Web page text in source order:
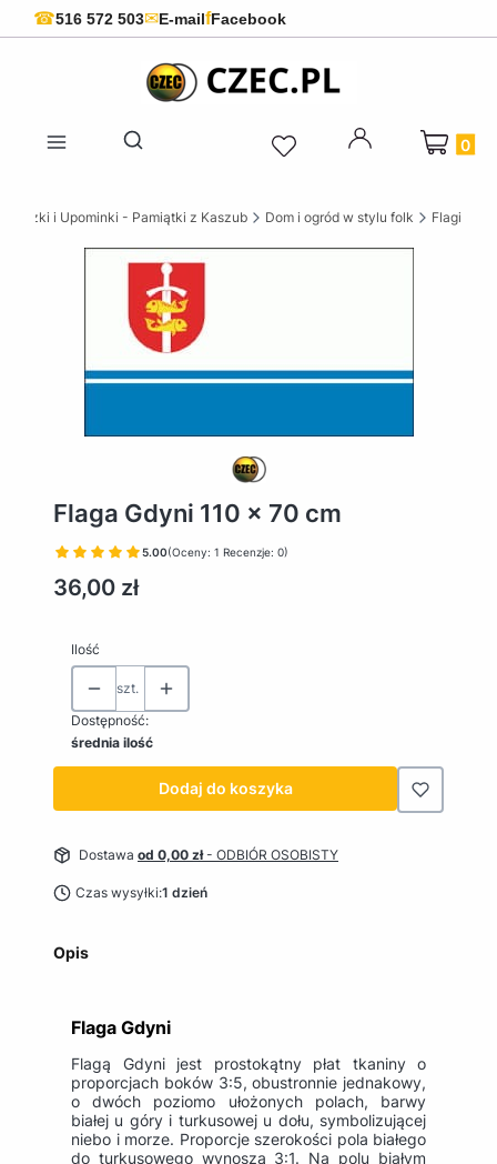
☎516 572 503✉E-mailfFacebook
Otwórz wyszukiwarkę
Produkty
Książki i Upominki - Pamiątki z Kaszub Dom i ogród w stylu folk Flagi
Flaga Gdyni 110 x 70 cm
5.00(Oceny: 1 Recenzje: 0)
Cena
36,00 zł
Ilość
szt.
Dostępność:
średnia ilość
Dodaj do koszyka
Dostawa od 0,00 zł- ODBIÓR OSOBISTY
Czas wysyłki:1 dzień
Opis
Flaga Gdyni
Flagą Gdyni jest prostokątny płat tkaniny o
proporcjach boków 3:5, obustronnie jednakowy,
o dwóch poziomo ułożonych polach, barwy
białej u góry i turkusowej u dołu, symbolizującej
niebo i morze. Proporcje szerokości pola białego
do turkusowego wynoszą 3:1. Na polu białym